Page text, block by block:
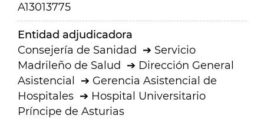
A13013775
Entidad adjudicadora
Consejería de Sanidad
Servicio
Madrileño de Salud
Dirección General
Asistencial
Gerencia Asistencial de
Hospitales
Hospital Universitario
Príncipe de Asturias